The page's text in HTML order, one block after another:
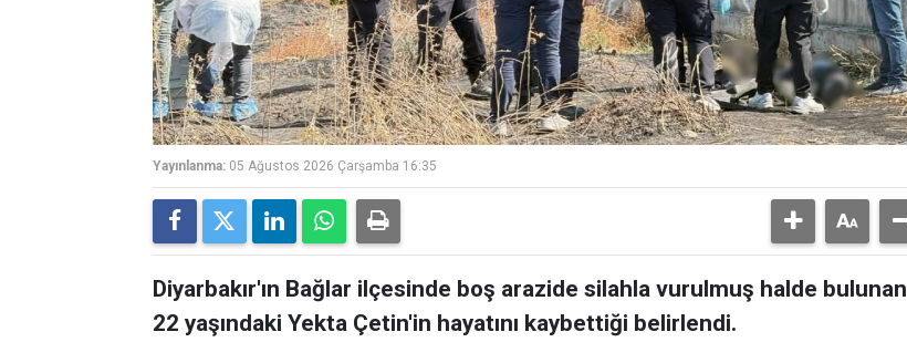
Yayınlanma: 05 Ağustos 2026 Çarşamba 16:35
Diyarbakır'ın Bağlar ilçesinde boş arazide silahla vurulmuş halde bulunan
22 yaşındaki Yekta Çetin'in hayatını kaybettiği belirlendi.